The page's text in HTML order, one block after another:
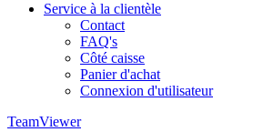
Service à la clientèle
Contact
FAQ's
Côté caisse
Panier d'achat
Connexion d'utilisateur
TeamViewer